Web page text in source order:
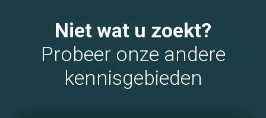
Niet wat u zoekt?
Probeer onze andere
kennisgebieden